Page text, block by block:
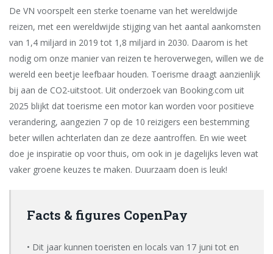
De VN voorspelt een sterke toename van het wereldwijde
reizen, met een wereldwijde stijging van het aantal aankomsten
van 1,4 miljard in 2019 tot 1,8 miljard in 2030. Daarom is het
nodig om onze manier van reizen te heroverwegen, willen we de
wereld een beetje leefbaar houden. Toerisme draagt ​​aanzienlijk
bij aan de CO2-uitstoot. Uit onderzoek van Booking.com uit
2025 blijkt dat toerisme een motor kan worden voor positieve
verandering, aangezien 7 op de 10 reizigers een bestemming
beter willen achterlaten dan ze deze aantroffen. En wie weet
doe je inspiratie op voor thuis, om ook in je dagelijks leven wat
vaker groene keuzes te maken. Duurzaam doen is leuk!
Facts & figures CopenPay
• Dit jaar kunnen toeristen en locals van 17 juni tot en